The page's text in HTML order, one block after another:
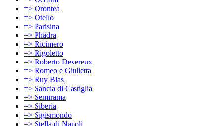
=> Orontea
=> Otello
=> Parisina
=> Phädra
=> Ricimero
=> Rigoletto
=> Roberto Devereux
=> Romeo e Giulietta
=> Ruy Blas
=> Sancia di Castiglia
=> Semirama
=> Siberia
=> Sigismondo
=> Stella di Napoli